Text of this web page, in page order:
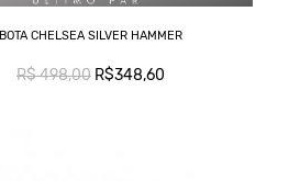
BOTA CHELSEA SILVER HAMMER
R$ 498,00R$348,60